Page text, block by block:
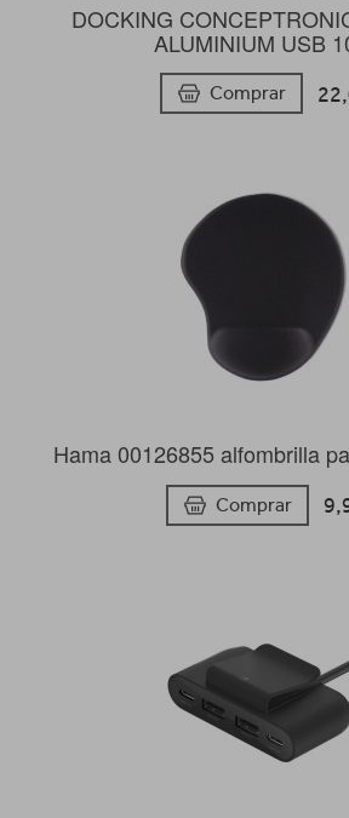
DOCKING
ALUMINIUM USB
Comprar
Hama 00126855 alfombrilla
Comprar